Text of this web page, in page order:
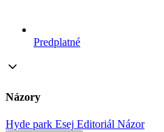
Predplatné
Názory
Hyde park Esej Editoriál Názor